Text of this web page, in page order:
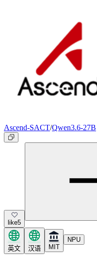
Ascend-SACT/Qwen3.6-27B
like5
英文 汉语 MIT
NPU